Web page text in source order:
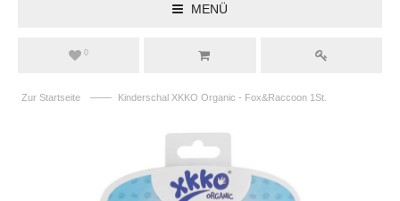
MENÜ
0
Zur Startseite —— Kinderschal XKKO Organic - Fox&Raccoon 1St.